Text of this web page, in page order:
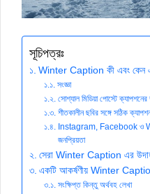
সূচিপত্রঃ
Winter Caption কী এবং কেন
সংজ্ঞা
সোশ্যাল মিডিয়া পোস্টে ক্যাপশনের
শীতকালীন ছবির সঙ্গে সঠিক
Instagram, Facebook ও
জনপ্রিয়তা
সেরা Winter Caption এর
একটি আকর্ষণীয় Winter
সংক্ষিপ্ত কিন্তু অর্থবহ লেখা